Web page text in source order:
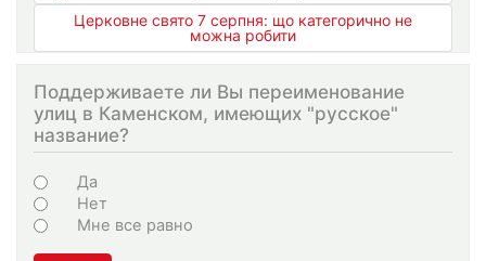
Церковне свято 7 серпня: що категорично не
можна робити
Поддерживаете ли Вы переименование
улиц в Каменском, имеющих "русское"
название?
Варіанти
Да
Нет
Мне все равно